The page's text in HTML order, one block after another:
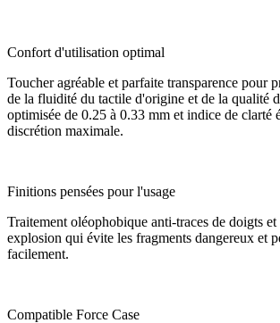
Confort d'utilisation optimal
Toucher agréable et parfaite transparence pour
de la fluidité du tactile d'origine et de la qualité
optimisée de 0.25 à 0.33 mm et indice de clarté
discrétion maximale.
Finitions pensées pour l'usage
Traitement oléophobique anti-traces de doigts
explosion qui évite les fragments dangereux et
facilement.
Compatible Force Case